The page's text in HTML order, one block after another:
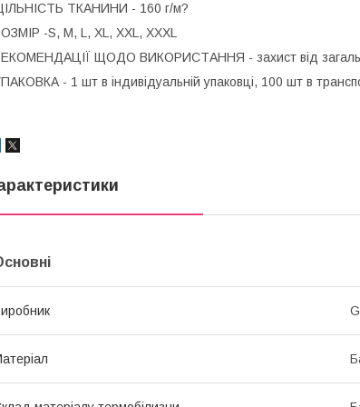
ТКАНИНИ - 160 г/м?
-S, M, L, XL, XXL, XXXL
ЩОДО ВИКОРИСТАННЯ - захист від
- 1 шт в індивідуальній упаковці, 100 шт в